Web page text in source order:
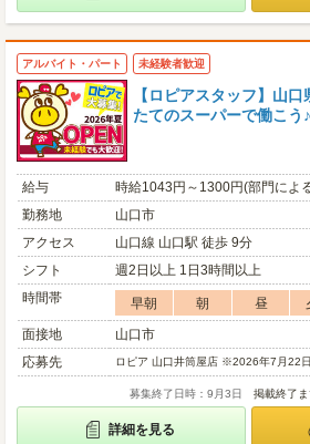
アルバイト・パート 未経験者歓迎
【ロピアスタッフ】山
たてのスーパーで働こう
給与
時給1043円～1300円(部門によ
勤務地
山口市
アクセス
山口線 山口駅 徒歩 9分
シフト
週2日以上 1日3時間以上
時間帯
早朝 朝 昼
面接地
山口市
応募先
ロピア 山口井筒屋店 ※2026年7月22
募集終了日時：9月3日 掲載終了
詳細を見る